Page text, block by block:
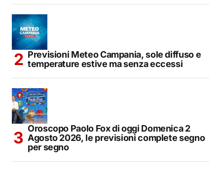
Previsioni Meteo Campania, sole diffuso e
temperature estive ma senza eccessi
Oroscopo Paolo Fox di oggi Domenica 2
Agosto 2026, le previsioni complete segno
per segno